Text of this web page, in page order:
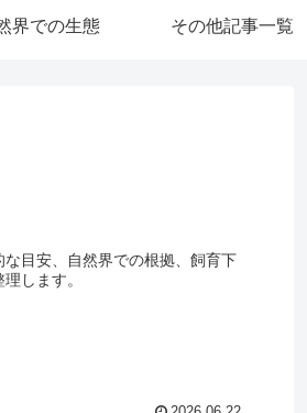
界での生態 その他記事一覧
目安、自然界での根拠、飼育下
します。